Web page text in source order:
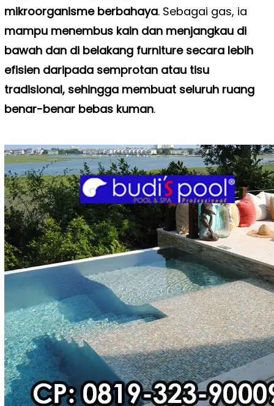
mikroorganisme berbahaya. Sebagai gas, ia
mampu menembus kain dan menjangkau di
bawah dan di belakang furniture secara lebih
efisien daripada semprotan atau tisu
tradisional, sehingga membuat seluruh ruang
benar-benar bebas kuman.